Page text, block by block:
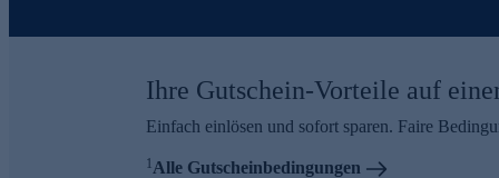
Ihre Gutschein-Vorteile auf
Einfach einlösen und sofort sparen. Faire
1Alle Gutscheinbedingungen